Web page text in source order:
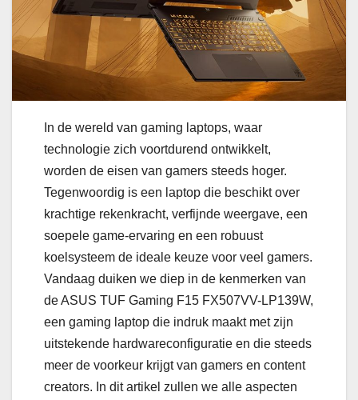
In de wereld van gaming laptops, waar
technologie zich voortdurend ontwikkelt,
worden de eisen van gamers steeds hoger.
Tegenwoordig is een laptop die beschikt over
krachtige rekenkracht, verfijnde weergave, een
soepele game-ervaring en een robuust
koelsysteem de ideale keuze voor veel gamers.
Vandaag duiken we diep in de kenmerken van
de ASUS TUF Gaming F15 FX507VV-LP139W,
een gaming laptop die indruk maakt met zijn
uitstekende hardwareconfiguratie en die steeds
meer de voorkeur krijgt van gamers en content
creators. In dit artikel zullen we alle aspecten